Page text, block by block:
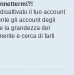
il tuo account
gli account degli
la grandezza del
e cerca di farti